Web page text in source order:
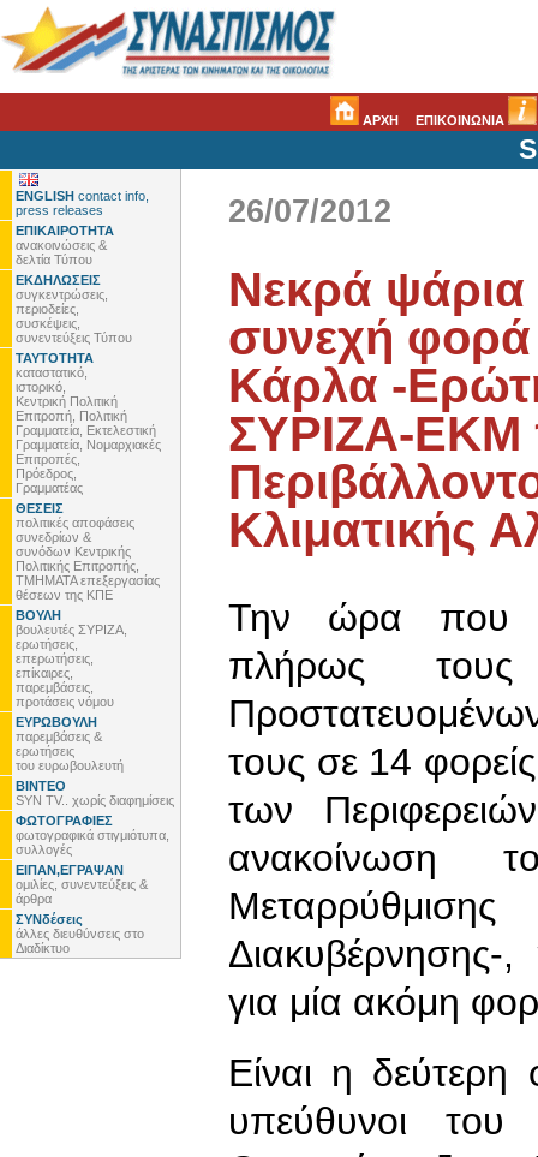
ΑΡΧΗ ΕΠΙΚΟΙΝΩΝΙΑ
ENGLISH contact info,
press releases
ΕΠΙΚΑΙΡΟΤΗΤΑ
ανακοινώσεις &
δελτία Τύπου
ΕΚΔΗΛΩΣΕΙΣ
συγκεντρώσεις,
περιοδείες,
συσκέψεις,
συνεντεύξεις Τύπου
ΤΑΥΤΟΤΗΤΑ
καταστατικό,
ιστορικό,
Κεντρική Πολιτική
Επιτροπή, Πολιτική
Γραμματεία, Εκτελεστική
Γραμματεία, Νομαρχιακές
Επιτροπές,
Πρόεδρος,
Γραμματέας
ΘΕΣΕΙΣ
πολιτικές αποφάσεις
συνεδρίων &
συνόδων Κεντρικής
Πολιτικής Επιτροπής,
ΤΜΗΜΑΤΑ επεξεργασίας
θέσεων της ΚΠΕ
ΒΟΥΛΗ
βουλευτές ΣΥΡΙΖΑ,
ερωτήσεις,
επερωτήσεις,
επίκαιρες,
παρεμβάσεις,
προτάσεις νόμου
ΕΥΡΩΒΟΥΛΗ
παρεμβάσεις &
ερωτήσεις
του ευρωβουλευτή
ΒΙΝΤΕΟ
SYN TV.. χωρίς διαφημίσεις
ΦΩΤΟΓΡΑΦΙΕΣ
φωτογραφικά στιγμιότυπα,
συλλογές
ΕΙΠΑΝ,ΕΓΡΑΨΑΝ
ομιλίες, συνεντεύξεις &
άρθρα
ΣΥΝδέσεις
άλλες διευθύνσεις στο
Διαδίκτυο
26/07/2012
Νεκρά ψάρια
συνεχή φορά
Κάρλα -
ΣΥΡΙΖΑ-ΕΚΜ
Κλιματικής
Την ώρα που η
πλήρως τους
τους σε 14
των
ανακοίνωση
Διακυβέρνησης-
για μία ακόμη
Είναι η
υπεύθυνοι του